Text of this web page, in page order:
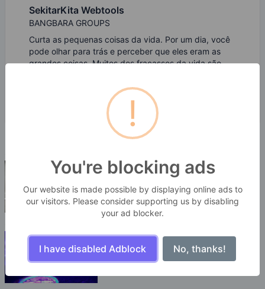
SekitarKita Webtools
BANGBARA GROUPS
Curta as pequenas coisas da vida. Por um dia, você
pode olhar para trás e perceber que eles eram as
grandes coisas. Muitos dos fracassos da vida são
estavam do sucesso quando desistiram.
!
You're blocking ads
Our website is made possible by displaying online ads to
our visitors. Please consider supporting us by disabling
your ad blocker.
I have disabled Adblock No, thanks!